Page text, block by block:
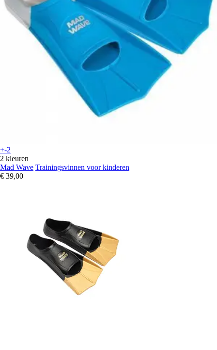
+-2
2 kleuren
Mad Wave Trainingsvinnen voor kinderen
€ 39,00